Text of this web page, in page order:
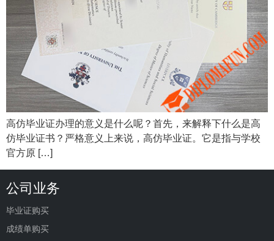
高仿毕业证办理的意义是什么呢？首先，来解释下什么是高
仿毕业证书？严格意义上来说，高仿毕业证。它是指与学校
官方原 […]
公司业务
毕业证购买
成绩单购买